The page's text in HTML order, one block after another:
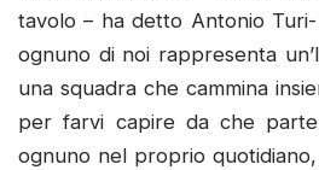
tavolo – ha detto Antonio Turi-
ognuno di noi rappresenta
una squadra che cammina
per farvi capire da che
ognuno nel proprio